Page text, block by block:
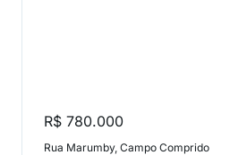
R$ 780.000
Rua Marumby, Campo Comprido